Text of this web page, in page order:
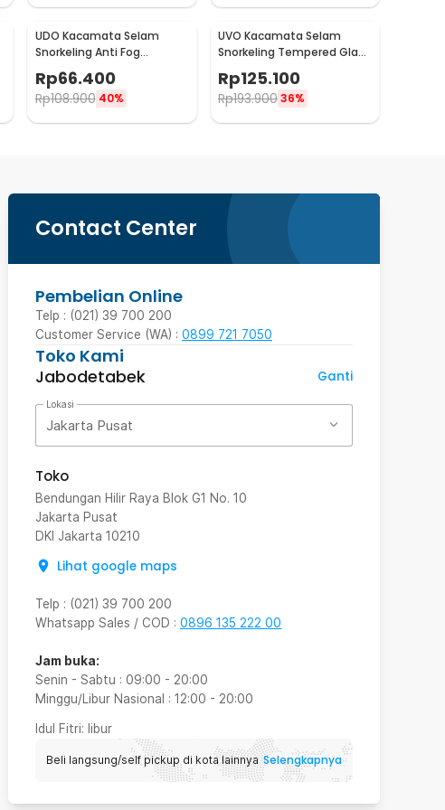
UDO Kacamata Selam
Snorkeling Anti Fog
Tempered Glass Diving
Mask - U-165
Rp66.400
Rp108.900 40%
UVO Kacamata Selam
Snorkeling Tempered Glass
Anti Fog Diving Mask - U-88
Rp125.100
Rp193.90036%
Contact Center
Pembelian Online
Telp : (021) 39 700 200
Customer Service (WA) : 0899 721 7050
Toko Kami
Jabodetabek
Ganti
Lokasi
Jakarta Pusat
Toko
Bendungan Hilir Raya Blok G1 No. 10
Jakarta Pusat
DKI Jakarta 10210
Lihat google maps
Telp : (021) 39 700 200
Whatsapp Sales / COD : 0896 135 222 00
Jam buka:
Senin - Sabtu : 09:00 - 20:00
Minggu/Libur Nasional : 12:00 - 20:00
Idul Fitri: libur
Beli langsung/self pickup di kota lainnya Selengkapnya